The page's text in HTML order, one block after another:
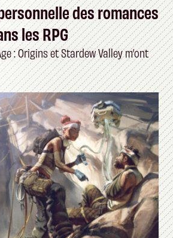
des romances
les RPG
: Origins et Stardew Valley m’ont